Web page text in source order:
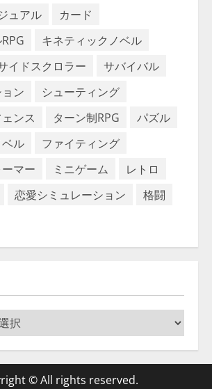
ュアル
カード
キネティックノベル
イドスクロラー
サバイバル
ン
シューティング
ンス
ターン制RPG
パズル
ル
ファイティング
マー
ミニゲーム
レトロ
恋愛シミュレーション
格闘
© All rights reserved.